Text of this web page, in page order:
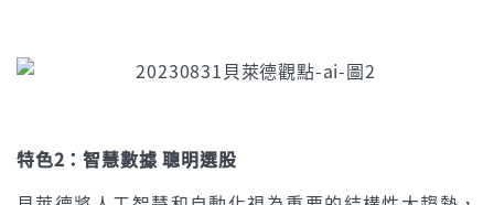
特色2：智慧數據 聰明選股